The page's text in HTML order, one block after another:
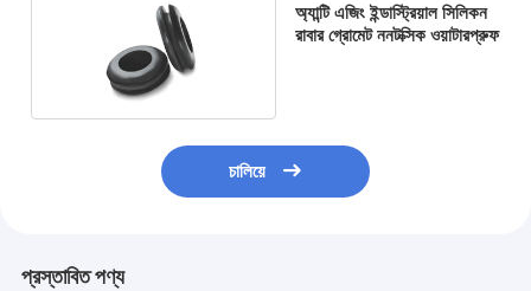
অ্যান্টি এজিং ইন্ডাস্ট্রিয়াল সিলিকন
রাবার গ্রোমেট ননটক্সিক ওয়াটারপ্রুফ
চালিয়ে
প্রস্তাবিত পণ্য